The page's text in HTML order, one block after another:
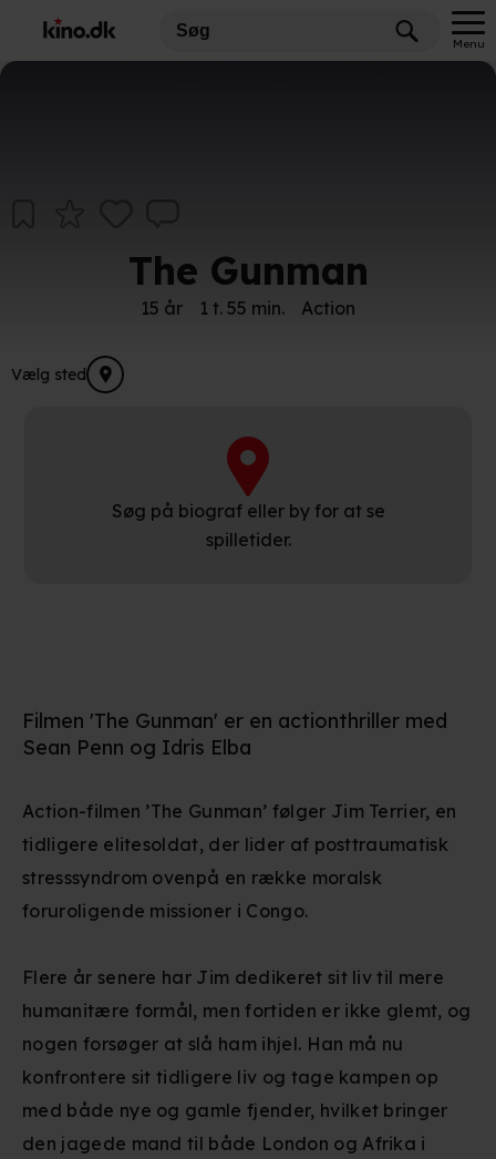
Menu
Mangler plakat
The Gunman
15 år 1 t. 55 min. Action
Vælg sted
Søg på biograf eller by for at se
spilletider.
Filmen 'The Gunman' er en actionthriller med
Sean Penn og Idris Elba
Action-filmen ’The Gunman’ følger Jim Terrier, en
tidligere elitesoldat, der lider af posttraumatisk
stresssyndrom ovenpå en række moralsk
foruroligende missioner i Congo.
Flere år senere har Jim dedikeret sit liv til mere
humanitære formål, men fortiden er ikke glemt, og
nogen forsøger at slå ham ihjel. Han må nu
konfrontere sit tidligere liv og tage kampen op
med både nye og gamle fjender, hvilket bringer
den jagede mand til både London og Afrika i